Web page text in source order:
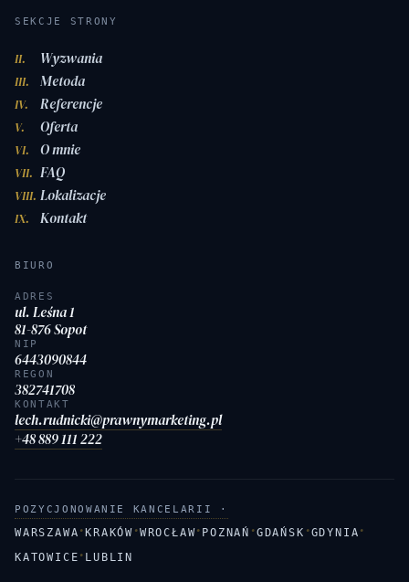
SEKCJE STRONY
II. Wyzwania
III. Metoda
IV. Referencje
V. Oferta
VI. O mnie
VII. FAQ
VIII. Lokalizacje
IX. Kontakt
BIURO
ADRES
ul. Leśna 1
81-876 Sopot
NIP
6443090844
REGON
382741708
KONTAKT
lech.rudnicki@prawnymarketing.pl
+48 889 111 222
POZYCJONOWANIE KANCELARII ·
WARSZAWA ·KRAKÓW ·WROCŁAW· POZNAŃ ·GDAŃSK ·GDYNIA ·
KATOWICE · LUBLIN